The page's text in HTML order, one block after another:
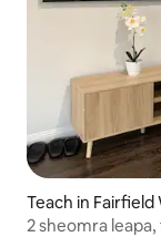
Teach in Fairfield
2 sheomra